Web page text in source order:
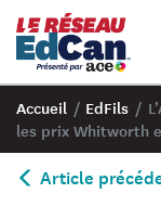
Accueil / EdFils /
les prix Whitworth
Article